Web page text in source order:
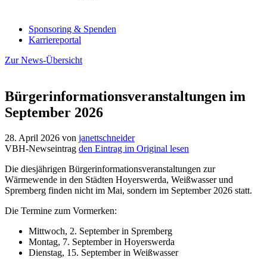
Sponsoring & Spenden
Karriereportal
Zur News-Übersicht
Bürgerinformationsveranstaltungen im
September 2026
28. April 2026 von janettschneider
VBH-Newseintrag den Eintrag im Original lesen
Die diesjährigen Bürgerinformationsveranstaltungen zur
Wärmewende in den Städten Hoyerswerda, Weißwasser und
Spremberg finden nicht im Mai, sondern im September 2026 statt.
Die Termine zum Vormerken:
Mittwoch, 2. September in Spremberg
Montag, 7. September in Hoyerswerda
Dienstag, 15. September in Weißwasser